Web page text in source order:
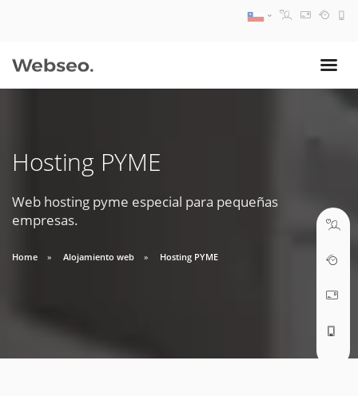
Hosting PYME
Web hosting pyme especial para pequeñas
empresas.
Home Alojamiento web Hosting PYME
09:30 AM A 18:30 PM
soporte@webseo.cl